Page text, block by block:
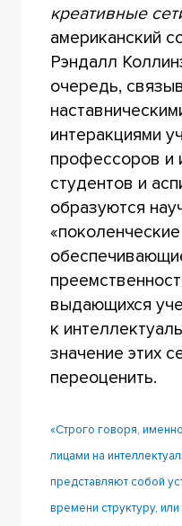
креативные
американский
Рэндалл
очередь,
интеракциями
профессоров и
студентов и
образуются
выдающихся
к
значение этих
переоценить.
«Строго говоря,
лицами на
представляют собой
времени структуру,